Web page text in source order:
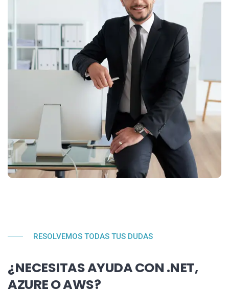
RESOLVEMOS TODAS TUS DUDAS
¿NECESITAS AYUDA CON .NET,
AZURE O AWS?